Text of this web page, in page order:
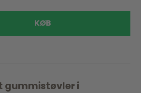
KØB
gummistøvler i